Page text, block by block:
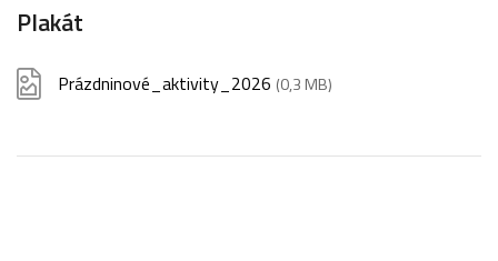
Plakát
Prázdninové_aktivity_2026 (0,3 MB)